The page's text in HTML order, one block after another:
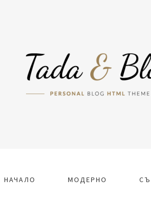
НАЧАЛО МОДЕРНО